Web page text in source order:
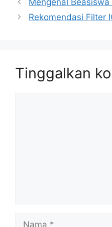
Mengenal
Rekomendasi Filter
Tinggalkan
Nama